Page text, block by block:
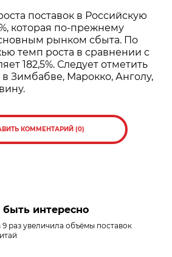
поставок в Российскую
которая по-прежнему
рынком сбыта. По
темп роста в сравнении с
182,5%. Следует отметить
Зимбабве, Марокко, Анголу,
КОММЕНТАРИЙ (0)
интересно
9 раз увеличила объёмы поставок